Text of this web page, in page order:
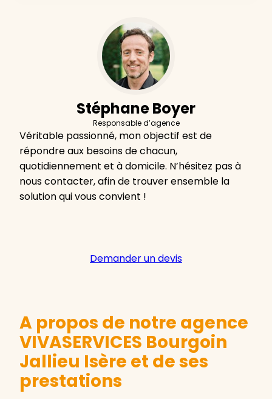
Stéphane Boyer
Responsable d’agence
Véritable passionné, mon objectif est de
répondre aux besoins de chacun,
quotidiennement et à domicile. N’hésitez pas à
nous contacter, afin de trouver ensemble la
solution qui vous convient !
Demander un devis
A propos de notre agence
VIVASERVICES Bourgoin
Jallieu Isère et de ses
prestations